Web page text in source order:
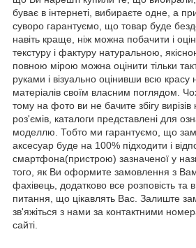
буває в інтернеті, вибираєте одне, а
суворо гарантуємо, що товар буде
навіть краще, ніж можна побачити і
текстуру і фактуру натуральною,
повною мірою можна оцінити тільки
руками і візуально оцінивши всю красу
матеріалів своїм власним поглядом.
тому на фото ви не бачите збігу вирізів
роз'ємів, каталоги представлені для
моделлю. Тобто ми гарантуємо, що
аксесуар буде на 100% підходити і
смартфона(пристрою) зазначеної у
того, як Ви оформите замовлення з
фахівець, додатково все розповість та
питання, що цікавлять Вас. Залиште
зв'яжіться з нами за контактними
сайті.